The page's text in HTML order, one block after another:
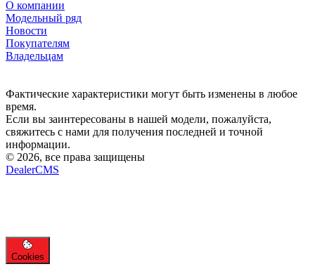
О компании
Модельный ряд
Новости
Покупателям
Владельцам
Фактические характеристики могут быть изменены в любое
время.
Если вы заинтересованы в нашей модели, пожалуйста,
свяжитесь с нами для получения последней и точной
информации.
© 2026, все права защищены
DealerCMS
Cookies